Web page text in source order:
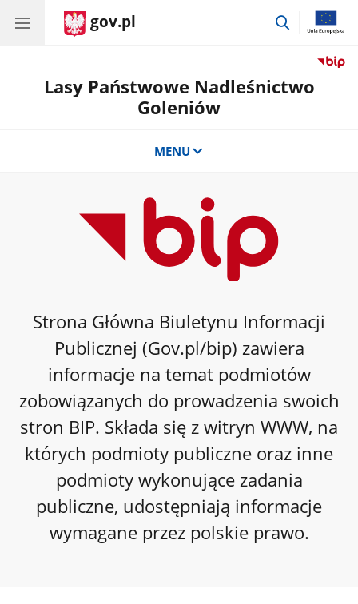
gov.pl
przejdź
Lasy Państwowe Nadleśnictwo
Goleniów
MENU
Strona Główna Biuletynu Informacji
Publicznej (Gov.pl/bip) zawiera
informacje na temat podmiotów
zobowiązanych do prowadzenia swoich
stron BIP. Składa się z witryn WWW, na
których podmioty publiczne oraz inne
podmioty wykonujące zadania
publiczne, udostępniają informacje
wymagane przez polskie prawo.